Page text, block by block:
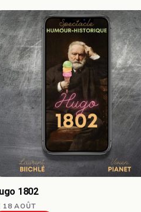
1802
18 AOÛT